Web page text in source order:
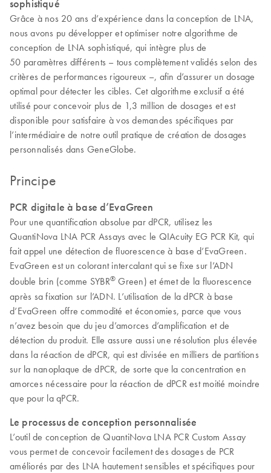
sophistiqué
Grâce à nos 20 ans d’expérience dans la conception de LNA,
nous avons pu développer et optimiser notre algorithme de
conception de LNA sophistiqué, qui intègre plus de
50 paramètres différents – tous complètement validés selon des
critères de performances rigoureux –, afin d’assurer un dosage
optimal pour détecter les cibles. Cet algorithme exclusif a été
utilisé pour concevoir plus de 1,3 million de dosages et est
disponible pour satisfaire à vos demandes spécifiques par
l’intermédiaire de notre outil pratique de création de dosages
personnalisés dans GeneGlobe.
Principe
PCR digitale à base d’EvaGreen
Pour une quantification absolue par dPCR, utilisez les
QuantiNova LNA PCR Assays avec le QIAcuity EG PCR Kit, qui
fait appel une détection de fluorescence à base d’EvaGreen.
EvaGreen est un colorant intercalant qui se fixe sur l’ADN
double brin (comme SYBR® Green) et émet de la fluorescence
après sa fixation sur l’ADN. L’utilisation de la dPCR à base
d’EvaGreen offre commodité et économies, parce que vous
n’avez besoin que du jeu d’amorces d’amplification et de
détection du produit. Elle assure aussi une résolution plus élevée
dans la réaction de dPCR, qui est divisée en milliers de partitions
sur la nanoplaque de dPCR, de sorte que la concentration en
amorces nécessaire pour la réaction de dPCR est moitié moindre
que pour la qPCR.
Le processus de conception personnalisée
L’outil de conception de QuantiNova LNA PCR Custom Assay
vous permet de concevoir facilement des dosages de PCR
améliorés par des LNA hautement sensibles et spécifiques pour